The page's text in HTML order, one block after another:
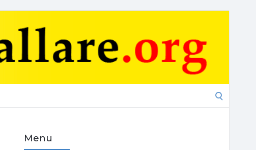
Menu